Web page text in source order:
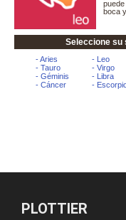
PLOTTIER